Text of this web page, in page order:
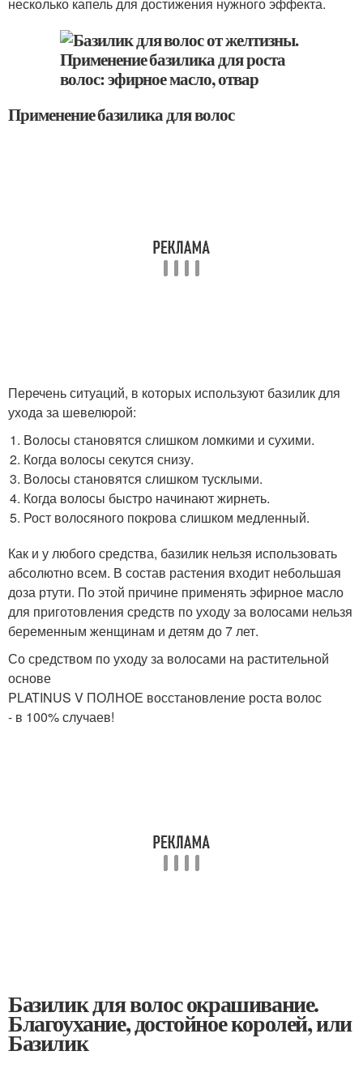
Применение базилика для волос
Перечень ситуаций, в которых используют базилик для
ухода за шевелюрой:
Волосы становятся слишком ломкими и сухими.
Когда волосы секутся снизу.
Волосы становятся слишком тусклыми.
Когда волосы быстро начинают жирнеть.
Рост волосяного покрова слишком медленный.
Как и у любого средства, базилик нельзя использовать
абсолютно всем. В состав растения входит небольшая
доза ртути. По этой причине применять эфирное масло
для приготовления средств по уходу за волосами нельзя
беременным женщинам и детям до 7 лет.
Со средством по уходу за волосами на растительной
основе
PLATINUS V ПОЛНОЕ восстановление роста волос
- в 100% случаев!
Базилик для волос окрашивание.
Благоухание, достойное королей, или
Базилик